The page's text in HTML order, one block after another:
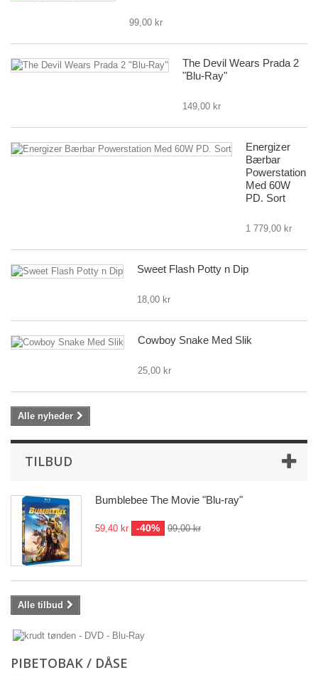
99,00 kr
The Devil Wears Prada 2
"Blu-Ray"
149,00 kr
Energizer
Bærbar
Powerstation
Med 60W
PD. Sort
1 779,00 kr
Sweet Flash Potty n Dip
18,00 kr
Cowboy Snake Med Slik
25,00 kr
Alle nyheder
TILBUD
Bumblebee The Movie "Blu-ray"
59,40 kr -40% 99,00 kr
Alle tilbud
PIBETOBAK / DÅSE